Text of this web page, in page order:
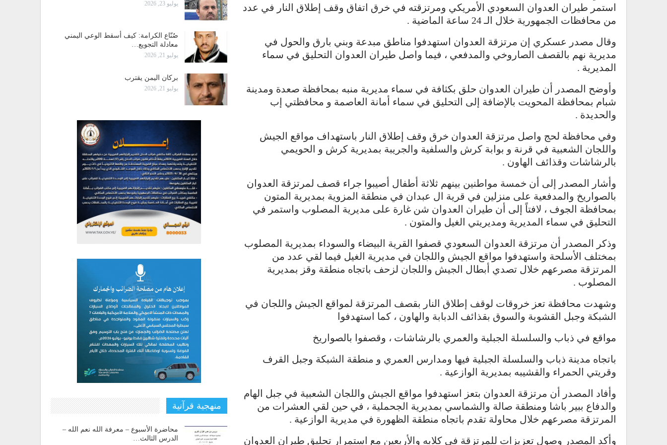
استمر طيران العدوان السعودي الأمريكي ومرتزقته في خرق اتفاق وقف إطلاق النار في عدد
من محافظات الجمهورية خلال الـ 24 ساعة الماضية .
وقال مصدر عسكري إن مرتزقة العدوان استهدفوا مناطق مبدعة وبني بارق والحول في
مديرية نهم بالقصف الصاروخي والمدفعي ، فيما واصل طيران العدوان التحليق في سماء
المديرية .
وأوضح المصدر أن طيران العدوان حلق بكثافة في سماء مديرية منبه بمحافظة صعدة ومدينة
شبام بمحافظة المحويت بالإضافة إلى التحليق في سماء أمانة العاصمة و محافظتي إب
والحديدة .
وفي محافظة لحج واصل مرتزقة العدوان خرق وقف إطلاق النار باستهداف مواقع الجيش
واللجان الشعبية في قرنة و بوابة كرش والسلفية والجريبة بمديرية كرش و الحويمي
بالرشاشات وقذائف الهاون .
وأشار المصدر إلى أن خمسة مواطنين بينهم ثلاثة أطفال أصيبوا جراء قصف لمرتزقة العدوان
بالصواريخ والمدفعية على منزلين في قرية ال عبدان في منطقة المزوية بمديرية المتون
بمحافظة الجوف ، لافتاً إلى أن طيران العدوان شن غارة على مديرية المصلوب واستمر في
التحليق في سماء المديرية ومديريتي الغيل والمتون .
وذكر المصدر أن مرتزقة العدوان السعودي قصفوا القرية البيضاء والسوداء بمديرية المصلوب
بمختلف الأسلحة واستهدفوا مواقع الجيش واللجان في مديرية الغيل فيما لقي عدد من
المرتزقة مصرعهم خلال تصدي أبطال الجيش واللجان لزحف باتجاه منطقة وقز بمديرية
المصلوب .
وشهدت محافظة تعز خروقات لوقف إطلاق النار بقصف المرتزقة لمواقع الجيش واللجان في
الشبكة وجبل القشوبة والسوق بقذائف الدبابة والهاون ، كما استهدفوا
مواقع في ذباب والسلسلة الجبلية والعمري بالرشاشات ، وقصفوا بالصواريخ
باتجاه مدينة ذباب والسلسلة الجبلية فيها ومدارس العمري و منطقة الشبكة وجبل القرف
وقريتي الحمراء والقشيبه بمديرية الوازعية .
وأفاد المصدر أن مرتزقة العدوان بتعز استهدفوا مواقع الجيش واللجان الشعبية في جبل الهام
والدفاع ببير باشا ومنطقة صالة والشماسي بمديرية الجحملية ، في حين لقي العشرات من
المرتزقة مصرعهم خلال محاولة تقدم باتجاه منطقة الظهورة في مديرية الوازعية .
وأكد المصدر وصول تعزيزات للمرتزقة في كلابه والأربعين مع استمرار تحليق طيران العدوان
يوليو 23, 2026
صُنّاع الكرامة: كيف أسقط الوعي اليمني
معادلة التجويع…
يوليو 21, 2026
بركان اليمن يقترب
يوليو 21, 2026
منهجية قرآنية
محاضرة الأسبوع – معرفة الله نعم الله –
الدرس الثالث…